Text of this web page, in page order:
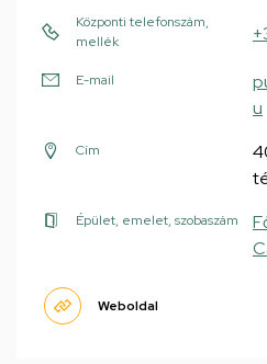
Központi telefonszám,
mellék
E-mail
u
Cím
Épület, emelet, szobaszám
Weboldal